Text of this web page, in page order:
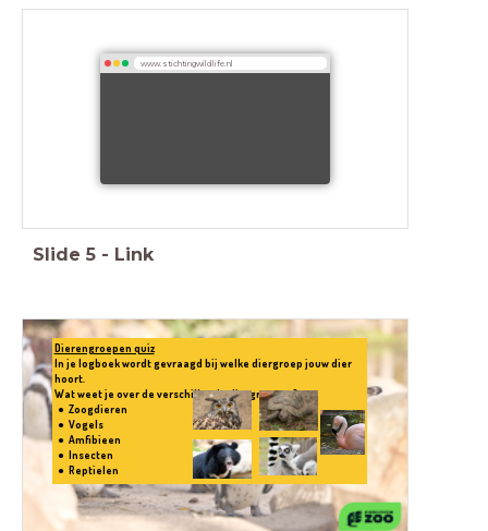
www.stichtingwildlife.nl
Slide 5 - Link
Dierengroepen quiz
In je logboek wordt gevraagd bij welke diergroep jouw dier
hoort.
Wat weet je over de verschillende diergroepen?
Zoogdieren
Vogels
Amfibieen
Insecten
Reptielen